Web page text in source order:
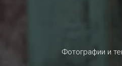
Фотографии и